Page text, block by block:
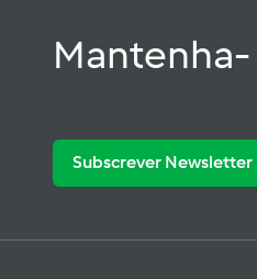
Mantenha-
Subscrever Newsletter